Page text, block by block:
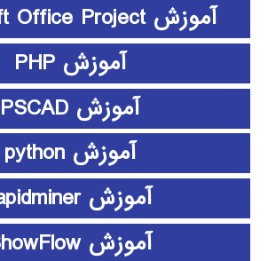
آموزش Microsoft Office Project
آموزش PHP
آموزش PSCAD
آموزش python
آموزش rapidminer
آموزش ShowFlow